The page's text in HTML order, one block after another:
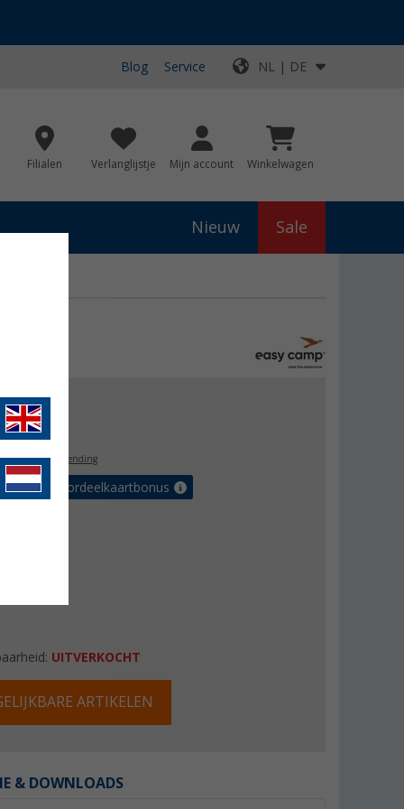
Blog Service NL | DE
Filialen Verlanglijstje Mijn account Winkelwagen
Nieuw Sale
€ 82,95
BTWgratis verzending
tot 5% voordeelkaartbonus
UITVERKOCHT
ARTIKELEN
& DOWNLOADS